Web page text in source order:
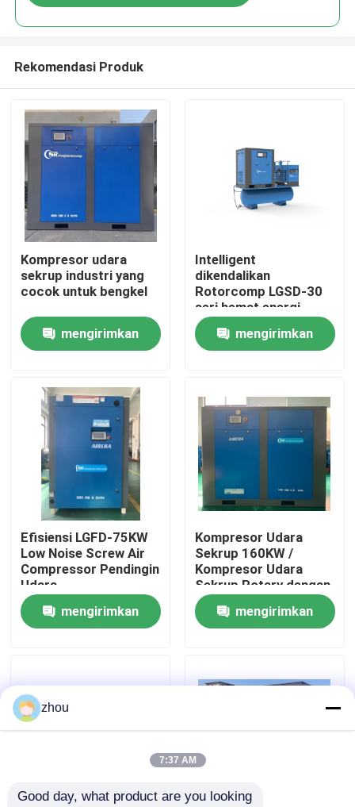
Rumah
Produk
Video
Tentang kami
Wisata pabrik
Kontrol kualitas
Berita
Permintaan Penawaran
Rekomendasi Produk
Kompresor udara
sekrup industri yang
cocok untuk bengkel
mengirimkan
Intelligent
dikendalikan
Rotorcomp LGSD-30
seri hemat energi
Rotary Air Screw
Compressormengirimkan
Efisiensi LGFD-75KW
Low Noise Screw Air
Compressor Pendingin
Udara
mengirimkan
Kompresor Udara
Sekrup 160KW /
Kompresor Udara
Sekrup Rotary dengan
Kontroler Cerdas 90L
mengirimkan
zhou
7:37 AM
Good day, what product are you looking